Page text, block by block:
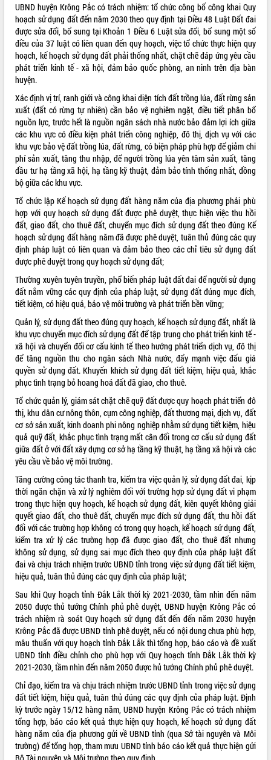
VIDEO
Không có file video nào để phát.
ALBUM ẢNH
LIÊN KẾT WEB
THỐNG KÊ TRUY CẬP
Hôm nay: 9347
Tất cả: 66054670
UBND huyện Krông Pắc có trách nhiệm: tổ chức công bố công khai Quy
hoạch sử dụng đất đến năm 2030 theo quy định tại Điều 48 Luật Đất đai
được sửa đổi, bổ sung tại Khoản 1 Điều 6 Luật sửa đổi, bổ sung một số
điều của 37 luật có liên quan đến quy hoạch, việc tổ chức thực hiện quy
hoạch, kế hoạch sử dụng đất phải thống nhất, chặt chẽ đáp ứng yêu cầu
phát triển kinh tế - xã hội, đảm bảo quốc phòng, an ninh trên địa bàn
huyện.
Xác định vị trí, ranh giới và công khai diện tích đất trồng lúa, đất rừng sản
xuất (đất có rừng tự nhiên) cần bảo vệ nghiêm ngặt, điều tiết phân bổ
nguồn lực, trước hết là nguồn ngân sách nhà nước bảo đảm lợi ích giữa
các khu vực có điều kiện phát triển công nghiệp, đô thị, dịch vụ với các
khu vực bảo vệ đất trồng lúa, đất rừng, có biện pháp phù hợp để giảm chi
phí sản xuất, tăng thu nhập, để người trồng lúa yên tâm sản xuất, tăng
đầu tư hạ tầng xã hội, hạ tầng kỹ thuật, đảm bảo tính thống nhất, đồng
bộ giữa các khu vực.
Tổ chức lập Kế hoạch sử dụng đất hàng năm của địa phương phải phù
hợp với quy hoạch sử dụng đất được phê duyệt, thực hiện việc thu hồi
đất, giao đất, cho thuê đất, chuyển mục đích sử dụng đất theo đúng Kế
hoạch sử dụng đất hàng năm đã được phê duyệt, tuân thủ đúng các quy
định pháp luật có liên quan và đảm bảo theo các chỉ tiêu sử dụng đất
được phê duyệt trong quy hoạch sử dụng đất;
Thường xuyên tuyên truyền, phổ biến pháp luật đất đai để người sử dụng
đất nắm vững các quy định của pháp luật, sử dụng đất đúng mục đích,
tiết kiệm, có hiệu quả, bảo vệ môi trường và phát triển bền vững;
Quản lý, sử dụng đất theo đúng quy hoạch, kế hoạch sử dụng đất, nhất là
khu vực chuyển mục đích sử dụng đất để tập trung cho phát triển kinh tế -
xã hội và chuyển đổi cơ cấu kinh tế theo hướng phát triển dịch vụ, đô thị
để tăng nguồn thu cho ngân sách Nhà nước, đẩy mạnh việc đấu giá
quyền sử dụng đất. Khuyến khích sử dụng đất tiết kiệm, hiệu quả, khắc
phục tình trạng bỏ hoang hoá đất đã giao, cho thuê.
Tổ chức quản lý, giám sát chặt chẽ quỹ đất được quy hoạch phát triển đô
thị, khu dân cư nông thôn, cụm công nghiệp, đất thương mại, dịch vụ, đất
cơ sở sản xuất, kinh doanh phi nông nghiệp nhằm sử dụng tiết kiệm, hiệu
quả quỹ đất, khắc phục tình trạng mất cân đối trong cơ cấu sử dụng đất
giữa đất ở với đất xây dựng cơ sở hạ tầng kỹ thuật, hạ tầng xã hội và các
yêu cầu về bảo vệ môi trường.
Tăng cường công tác thanh tra, kiểm tra việc quản lý, sử dụng đất đai, kịp
thời ngăn chặn và xử lý nghiêm đối với trường hợp sử dụng đất vi phạm
trong thực hiện quy hoạch, kế hoạch sử dụng đất, kiên quyết không giải
quyết giao đất, cho thuê đất, chuyển mục đích sử dụng đất, thu hồi đất
đối với các trường hợp không có trong quy hoạch, kế hoạch sử dụng đất,
kiểm tra xử lý các trường hợp đã được giao đất, cho thuê đất nhưng
không sử dụng, sử dụng sai mục đích theo quy định của pháp luật đất
đai và chịu trách nhiệm trước UBND tỉnh trong việc sử dụng đất tiết kiệm,
hiệu quả, tuân thủ đúng các quy định của pháp luật;
Sau khi Quy hoạch tỉnh Đắk Lắk thời kỳ 2021-2030, tầm nhìn đến năm
2050 được thủ tướng Chính phủ phê duyệt, UBND huyện Krông Pắc có
trách nhiệm rà soát Quy hoạch sử dụng đất đến đến năm 2030 huyện
Krông Pắc đã được UBND tỉnh phê duyệt, nếu có nội dung chưa phù hợp,
mâu thuẩn với quy hoạch tỉnh Đắk Lắk thì tổng hợp, báo cáo và đề xuất
UBND tỉnh điều chỉnh cho phù hợp với Quy hoạch tỉnh Đắk Lắk thời kỳ
2021-2030, tầm nhìn đến năm 2050 được hủ tướng Chính phủ phê duyệt.
Chỉ đạo, kiểm tra và chịu trách nhiệm trước UBND tỉnh trong việc sử dụng
đất tiết kiệm, hiệu quả, tuân thủ đúng các quy định của pháp luật. Định
kỳ trước ngày 15/12 hàng năm, UBND huyện Krông Pắc có trách nhiệm
tổng hợp, báo cáo kết quả thực hiện quy hoạch, kế hoạch sử dụng đất
hàng năm của địa phương gửi về UBND tỉnh (qua Sở tài nguyên và Môi
trường) để tổng hợp, tham mưu UBND tỉnh báo cáo kết quả thực hiện gửi
Bộ Tài nguyên và Môi trường theo quy định.